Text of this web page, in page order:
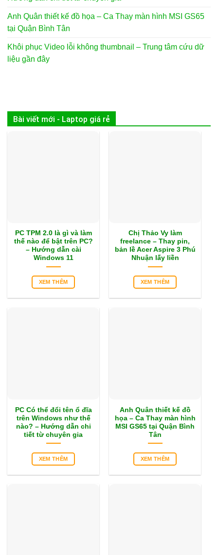
Anh Quân thiết kế đồ họa – Ca Thay màn hình MSI GS65
tại Quận Bình Tân
Khôi phục Video lỗi không thumbnail – Trung tâm cứu dữ
liệu gần đây
Bài viết mới - Laptop giá rẻ
PC TPM 2.0 là gì và làm
thế nào để bật trên PC?
– Hướng dẫn cài
Windows 11
XEM THÊM
Chị Thảo Vy làm
freelance – Thay pin,
bản lề Acer Aspire 3 Phú
Nhuận lấy liền
XEM THÊM
PC Có thể đổi tên ổ đĩa
trên Windows như thế
nào? – Hướng dẫn chi
tiết từ chuyên gia
XEM THÊM
Anh Quân thiết kế đồ
họa – Ca Thay màn hình
MSI GS65 tại Quận Bình
Tân
XEM THÊM